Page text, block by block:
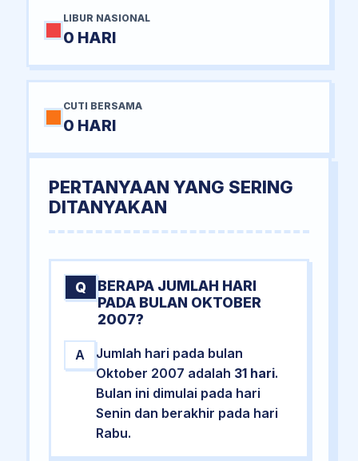
LIBUR NASIONAL
0 HARI
CUTI BERSAMA
0 HARI
PERTANYAAN YANG SERING
DITANYAKAN
Q
BERAPA JUMLAH HARI
PADA BULAN OKTOBER
2007?
A
Jumlah hari pada bulan
Oktober 2007 adalah 31 hari.
Bulan ini dimulai pada hari
Senin dan berakhir pada hari
Rabu.